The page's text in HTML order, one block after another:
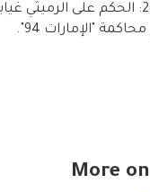
2 يوليو 2013: الحكم على
More